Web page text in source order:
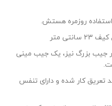
روزمره هستش.
جیب بزرگ نیز، یک جیب مینی
کار شده و دارای تنفس